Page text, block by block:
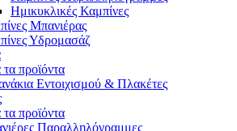
Ημικυκλικές Καμπίνες
Μπανιέρας
Υδρομασάζ
προϊόντα
Εντοιχισμού & Πλακέτες
προϊόντα
Παραλληλόγραμμες